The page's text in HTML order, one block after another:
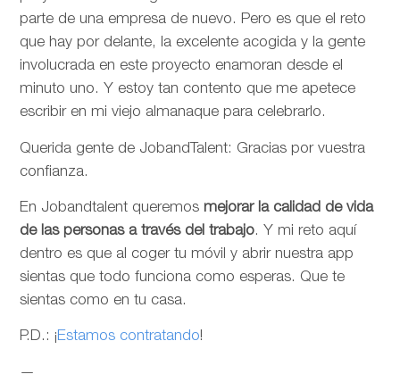
parte de una empresa de nuevo. Pero es que el reto
que hay por delante, la excelente acogida y la gente
involucrada en este proyecto enamoran desde el
minuto uno. Y estoy tan contento que me apetece
escribir en mi viejo almanaque para celebrarlo.
Querida gente de JobandTalent: Gracias por vuestra
confianza.
En Jobandtalent queremos mejorar la calidad de vida
de las personas a través del trabajo. Y mi reto aquí
dentro es que al coger tu móvil y abrir nuestra app
sientas que todo funciona como esperas. Que te
sientas como en tu casa.
P.D.: ¡Estamos contratando!
—